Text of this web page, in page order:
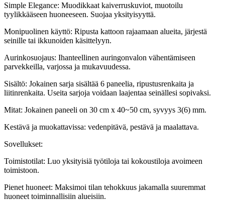
Simple Elegance: Muodikkaat kaiverruskuviot, muotoilu
tyylikkääseen huoneeseen. Suojaa yksityisyyttä.
Monipuolinen käyttö: Ripusta kattoon rajaamaan alueita, järjestä
seinille tai ikkunoiden käsittelyyn.
Aurinkosuojaus: Ihanteellinen auringonvalon vähentämiseen
parvekkeilla, varjossa ja mukavuudessa.
Sisältö: Jokainen sarja sisältää 6 paneelia, ripustusrenkaita ja
liitinrenkaita. Useita sarjoja voidaan laajentaa seinällesi sopivaksi.
Mitat: Jokainen paneeli on 30 cm x 40~50 cm, syvyys 3(6) mm.
Kestävä ja muokattavissa: vedenpitävä, pestävä ja maalattava.
Sovellukset:
Toimistotilat: Luo yksityisiä työtiloja tai kokoustiloja avoimeen
toimistoon.
Pienet huoneet: Maksimoi tilan tehokkuus jakamalla suuremmat
huoneet toiminnallisiin alueisiin.